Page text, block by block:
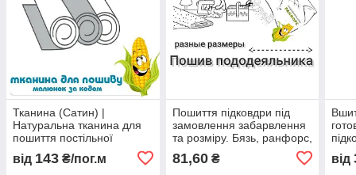
Тканина (Cатин) |
Натуральна тканина для
пошиття постільної
Ширина 220 см
від 143 ₴/пог.м
Пошиття підковдри під
замовлення забарвлення
та розміру. Бязь, ранфорс,
81,60₴ від